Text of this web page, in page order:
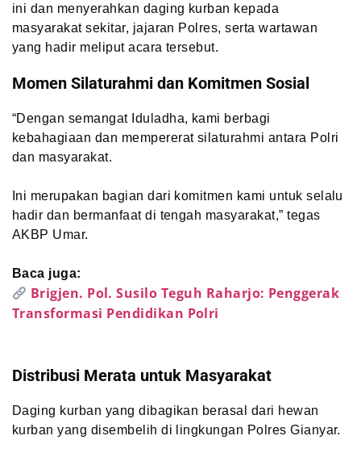
ini dan menyerahkan daging kurban kepada
masyarakat sekitar, jajaran Polres, serta wartawan
yang hadir meliput acara tersebut.
Momen Silaturahmi dan Komitmen Sosial
“Dengan semangat Iduladha, kami berbagi
kebahagiaan dan mempererat silaturahmi antara Polri
dan masyarakat.
Ini merupakan bagian dari komitmen kami untuk selalu
hadir dan bermanfaat di tengah masyarakat,” tegas
AKBP Umar.
Baca juga:
Brigjen. Pol. Susilo Teguh Raharjo: Penggerak
Transformasi Pendidikan Polri
Distribusi Merata untuk Masyarakat
Daging kurban yang dibagikan berasal dari hewan
kurban yang disembelih di lingkungan Polres Gianyar.